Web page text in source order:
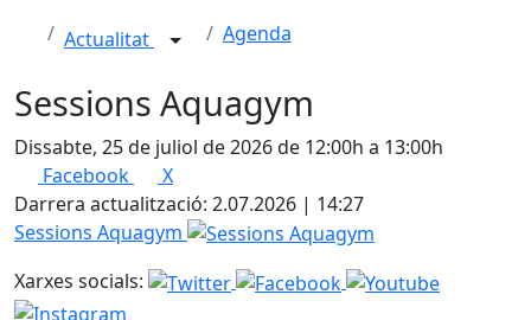
Actualitat Agenda
Sessions Aquagym
Dissabte, 25 de juliol de 2026 de 12:00h a 13:00h
Facebook
X
Darrera actualització: 2.07.2026 | 14:27
Sessions Aquagym
Xarxes socials: